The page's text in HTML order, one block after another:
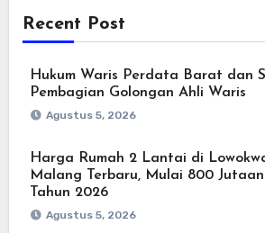
Recent Post
Hukum Waris Perdata Barat dan
Pembagian Golongan Ahli Waris
Agustus 5, 2026
Harga Rumah 2 Lantai di
Malang Terbaru, Mulai 800 Jutaan
Tahun 2026
Agustus 5, 2026